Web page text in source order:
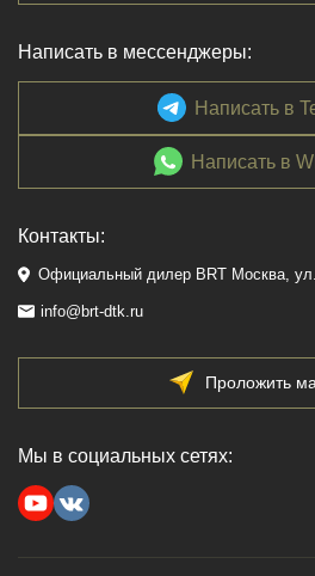
Написать в мессенджеры:
Написать в
Написать в
Контакты:
Официальный дилер BRT Москва,
info@brt-dtk.ru
Проложить
Мы в социальных сетях: